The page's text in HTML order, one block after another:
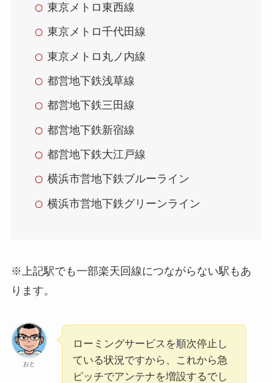
東京メトロ東西線
東京メトロ千代田線
東京メトロ丸ノ内線
都営地下鉄浅草線
都営地下鉄三田線
都営地下鉄新宿線
都営地下鉄大江戸線
横浜市営地下鉄ブルーライン
横浜市営地下鉄グリーンライン
※上記駅でも一部楽天回線につながらない駅もあ
ります。
おと
ローミングサービスを順次停止し
ている状況ですから、これから急
ピッチでアンテナを増設するでし